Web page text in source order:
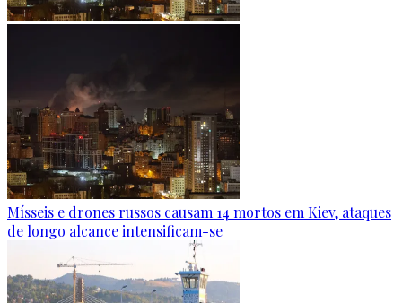
Mísseis e drones russos causam 14 mortos em Kiev, ataques
de longo alcance intensificam-se